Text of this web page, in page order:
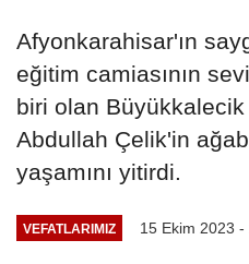
Afyonkarahisar'ın
eğitim camiasının
biri olan Büyükkalecik
Abdullah Çelik'in
yaşamını yitirdi.
VEFATLARIMIZ 15 Ekim 2023 -